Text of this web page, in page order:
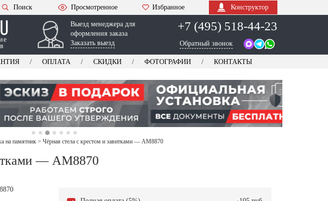
Поиск Просмотренное Избранное Конструктор
Выезд менеджера для
оформления заказа
Заказать выезд
+7 (495) 518-44-23
Обратный звонок
ОПЛАТА СКИДКИ ФОТОГРАФИИ КОНТАКТЫ
на памятник > Чёрная стела с крестом и завитками — AM8870
— AM8870